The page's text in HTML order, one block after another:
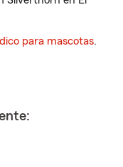
para mascotas.